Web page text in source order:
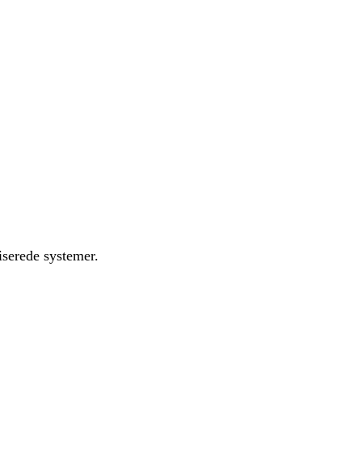
systemer.